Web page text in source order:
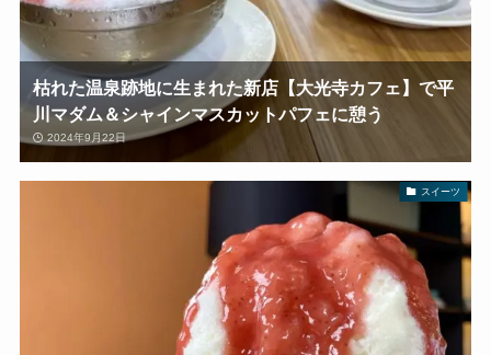
枯れた温泉跡地に生まれた新店【大光寺カフェ】で平
川マダム＆シャインマスカットパフェに憩う
2024年9月22日
スイーツ